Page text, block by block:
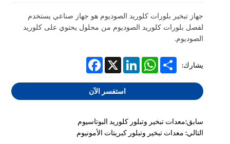
جهاز تبخير بلورات كلوريد الصوديوم هو جهاز صناعي يستخدم
لفصل بلورات كلوريد الصوديوم من محلول يحتوي على كلوريد
الصوديوم.
يشارك: Facebook X
LinkedIn
WhatsAppShare
استفسر الآن
سابق:معدات تبخير وتبلور كلوريد البوتاسيوم
التالي: معدات تبخير وتبلور كبريتات الأمونيوم